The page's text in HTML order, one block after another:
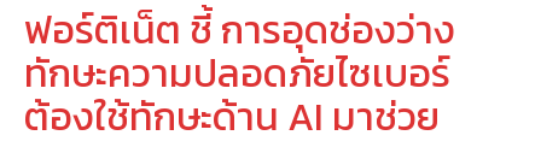
ฟอร์ติเน็ต ชี้ การอุดช่องว่าง
ทักษะความปลอดภัยไซเบอร์
ต้องใช้ทักษะด้าน AI มาช่วย